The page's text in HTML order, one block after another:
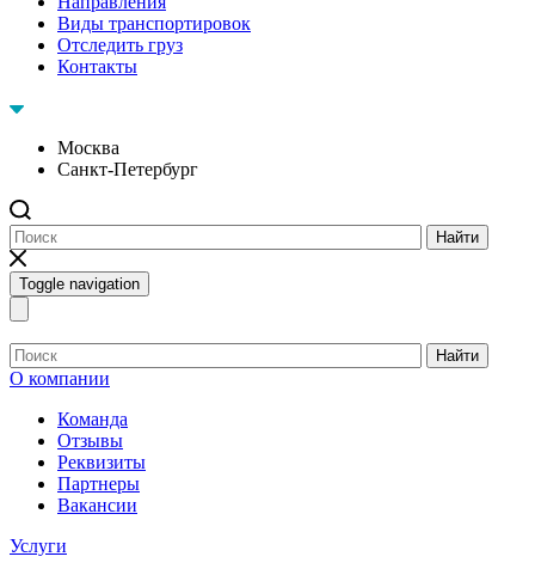
Виды транспортировок
Отследить груз
Контакты
Москва
Санкт-Петербург
Найти
Toggle navigation
Найти
О компании
Команда
Отзывы
Реквизиты
Партнеры
Вакансии
Услуги